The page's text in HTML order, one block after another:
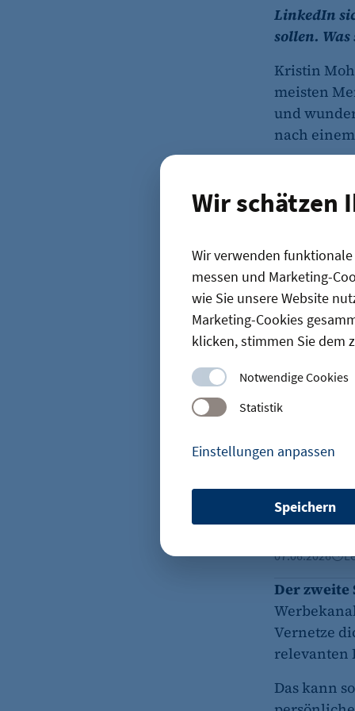
Wir schätzen
Wir verwenden
messen und Marketing-
wie Sie unsere Website
Marketing-Cookies
klicken, stimmen Sie dem
Notwendige Cookies
Statistik
Einstellungen anpassen
etracker Sitzungs-Cookie
Name:
Cookie Laufzeit:
Speichern
LinkedIn
sollen.
Kristin
meisten
und
nach
Sekunden
Warum
Deshalb
will
Zwischen
08.06.2026
KI in der
KI in der
wenigen
07.06.2026
Der
Vernetze
relevanten
Das kann